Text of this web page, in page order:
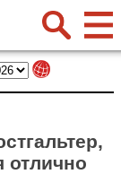
отлично